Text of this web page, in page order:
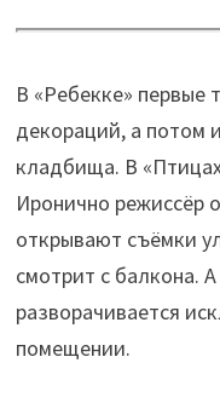
В «Ребекке» первые
декораций, а потом
кладбища. В
Иронично режиссёр
открывают съёмки
смотрит с балкона.
разворачивается
помещении.